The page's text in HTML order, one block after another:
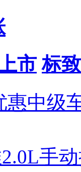
市 标
惠中级
手